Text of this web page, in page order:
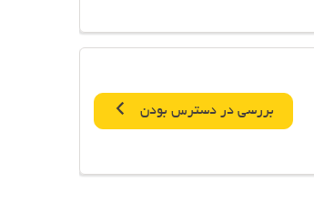
بررسی در دسترس بودن